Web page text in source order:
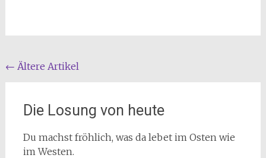
Beitragsnavigation
← Ältere Artikel
Die Losung von heute
Du machst fröhlich, was da lebet im Osten wie
im Westen.